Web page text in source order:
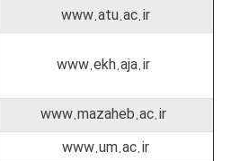
www.atu.ac.ir
www.ekh.aja.ir
www.mazaheb.ac.ir
www.um.ac.ir